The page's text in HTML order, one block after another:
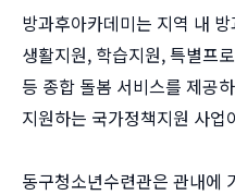
방과후아카데미는 지역 내
생활지원, 학습지원, 특별프
등 종합 돌봄 서비스를 제공
지원하는 국가정책지원 사업
동구청소년수련관은 관내에